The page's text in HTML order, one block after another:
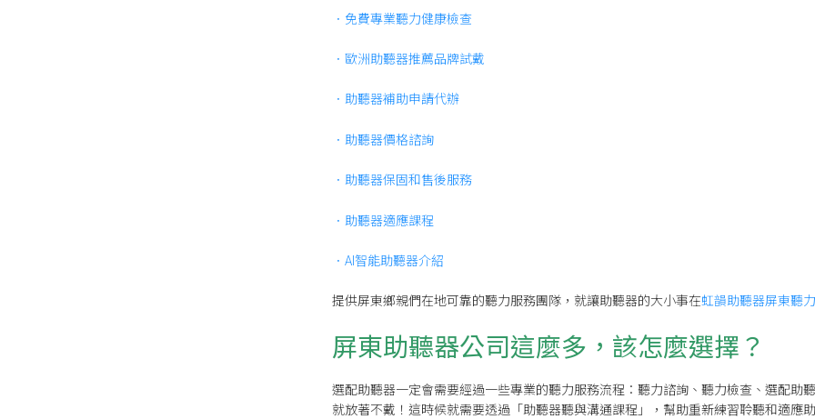
．免費專業聽力健康檢查
．歐洲助聽器推薦品牌試戴
．助聽器補助申請代辦
．助聽器價格諮詢
．助聽器保固和售後服務
．助聽器適應課程
．AI智能助聽器介紹
提供屏東鄉親們在地可靠的聽力服務團隊，就讓助聽器的大小事在虹韻助聽器屏東聽
屏東助聽器公司這麼多，該怎麼選擇？
選配助聽器一定會需要經過一些專業的聽力服務流程：聽力諮詢、聽力檢查、選配助
就放著不戴！這時候就需要透過「助聽器聽與溝通課程」，幫助重新練習聆聽和適應